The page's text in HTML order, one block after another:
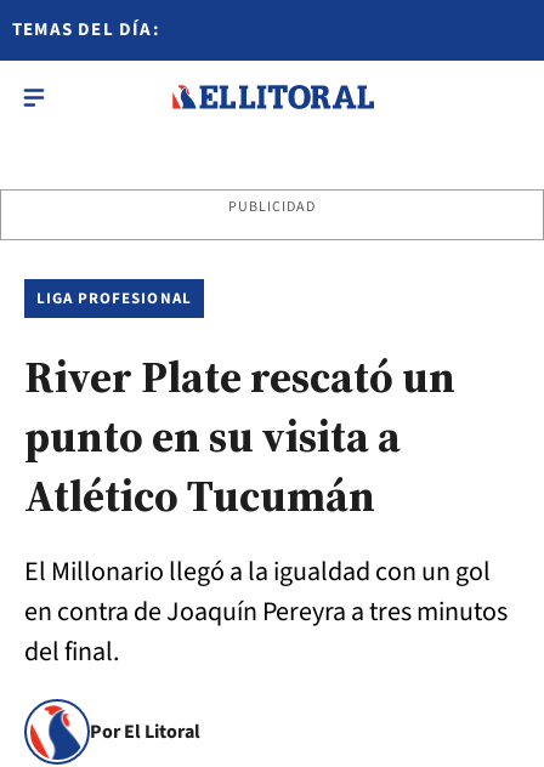
TEMAS DEL DÍA:
PUBLICIDAD
LIGA PROFESIONAL
River Plate rescató un
punto en su visita a
Atlético Tucumán
El Millonario llegó a la igualdad con un gol
en contra de Joaquín Pereyra a tres minutos
del final.
Por El Litoral